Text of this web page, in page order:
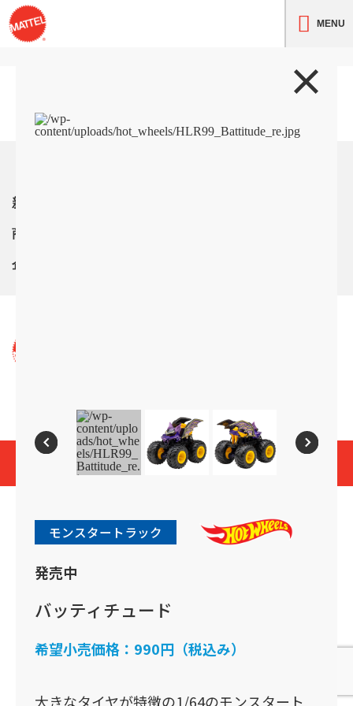
MENU
モンスタートラック
発売中
バッティチュード
希望小売価格： 990円（税込み）
大きなタイヤが特徴の1/64のモンスタート
新着情報
商品紹介
企業情報
© 2026 Mattel. All Rights Reserved.
page top